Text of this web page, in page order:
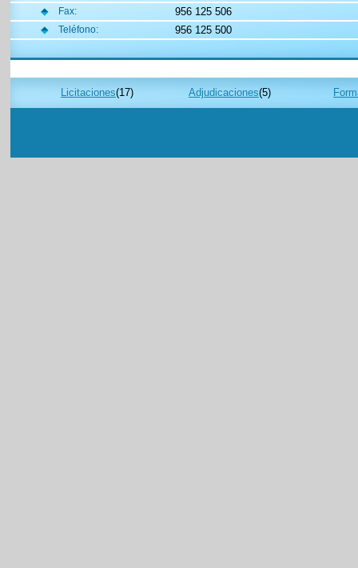
Fax: 956 125 506
Teléfono: 956 125 500
Licitaciones(17) Adjudicaciones(5)